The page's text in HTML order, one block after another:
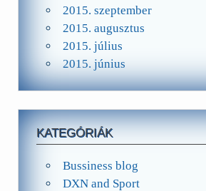
2015. szeptember
2015. augusztus
2015. július
2015. június
KATEGÓRIÁK
Bussiness blog
DXN and Sport